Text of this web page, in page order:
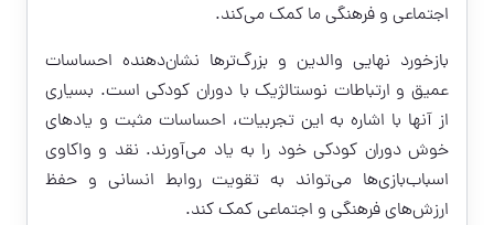
اجتماعی و فرهنگی ما کمک می‌کند.
بازخورد نهایی والدین و بزرگ‌ترها نشان‌دهنده احساسات
عمیق و ارتباطات نوستالژیک با دوران کودکی است. بسیاری
از آنها با اشاره به این تجربیات، احساسات مثبت و یادهای
خوش دوران کودکی خود را به یاد می‌آورند. نقد و واکاوی
اسباب‌بازی‌ها می‌تواند به تقویت روابط انسانی و حفظ
ارزش‌های فرهنگی و اجتماعی کمک کند.